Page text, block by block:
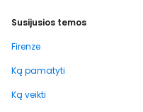
Susijusios temos
Firenze
Ką pamatyti
Ką veikti